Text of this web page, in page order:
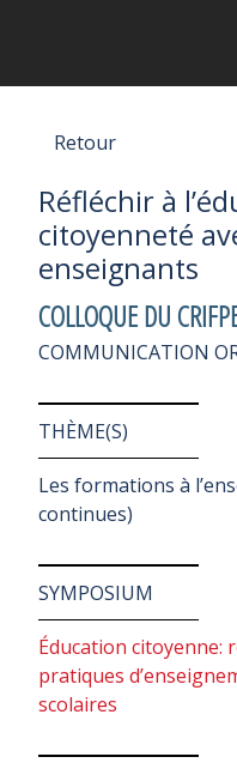
Retour
Réfléchir à
citoyenneté
enseignants
COLLOQUE DU
COMMUNICATION
THÈME(S)
Les formations à
continues)
SYMPOSIUM
Éducation citoyenne:
pratiques
scolaires